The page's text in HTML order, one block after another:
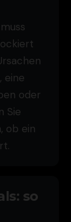
eine
oder
Sie
ob ein
so